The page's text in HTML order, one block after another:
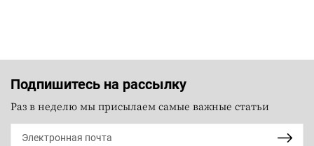
Подпишитесь на рассылку
Раз в неделю мы присылаем самые важные статьи